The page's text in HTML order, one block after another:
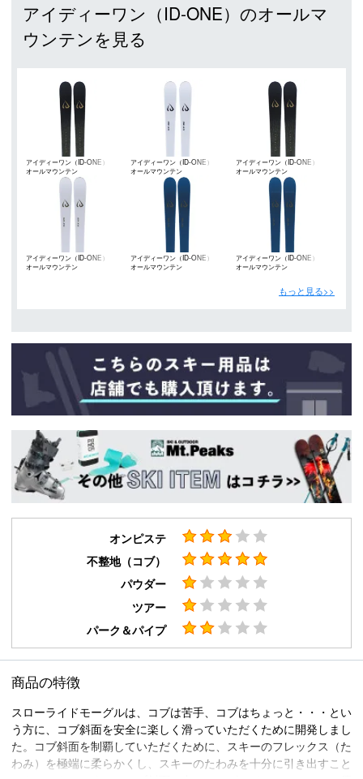
アイディーワン（ID-ONE）のオールマ
ウンテンを見る
アイディーワン（ID-ONE）
オールマウンテン
アイディーワン（ID-ONE）
オールマウンテン
アイディーワン（ID-ONE）
オールマウンテン
アイディーワン（ID-ONE）
オールマウンテン
アイディーワン（ID-ONE）
オールマウンテン
アイディーワン（ID-ONE）
オールマウンテン
もっと見る>>
オンピステ
不整地（コブ）
パウダー
ツアー
パーク＆パイプ
商品の特徴
スローライドモーグルは、コブは苦手、コブはちょっと・・・とい
う方に、コブ斜面を安全に楽しく滑っていただくために開発しまし
た。コブ斜面を制覇していただくために、スキーのフレックス（た
わみ）を極端に柔らかくし、スキーのたわみを十分に引き出すこと